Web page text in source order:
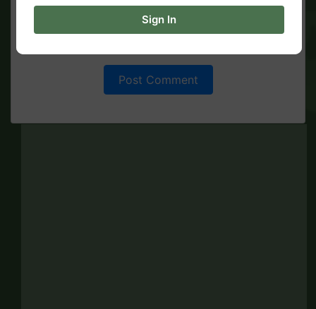
Save my name, email, and website in this
Sign In